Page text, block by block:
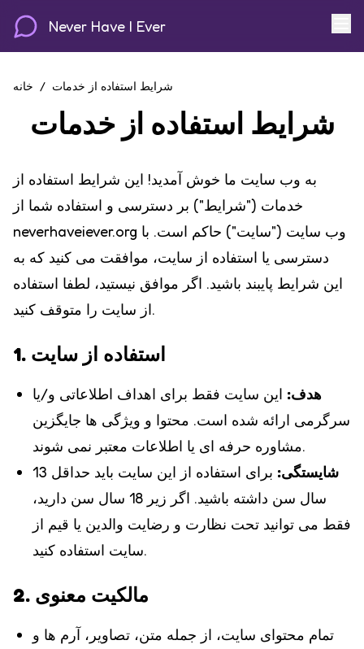
Never Have I Ever
خانه / شرایط استفاده از خدمات
شرایط استفاده از خدمات
به وب سایت ما خوش آمدید! این شرایط استفاده از
خدمات ("شرایط") بر دسترسی و استفاده شما از
neverhaveiever.org وب سایت ("سایت") حاکم است. با
دسترسی یا استفاده از سایت، موافقت می کنید که به
این شرایط پایبند باشید. اگر موافق نیستید، لطفا استفاده
از سایت را متوقف کنید.
1. استفاده از سایت
هدف: این سایت فقط برای اهداف اطلاعاتی و/یا
سرگرمی ارائه شده است. محتوا و ویژگی ها جایگزین
مشاوره حرفه ای یا اطلاعات معتبر نمی شوند.
شایستگی:
برای استفاده از این سایت باید حداقل 13
سال سن داشته باشید. اگر زیر 18 سال سن دارید،
فقط می توانید تحت نظارت و رضایت والدین یا قیم از
سایت استفاده کنید.
2. مالکیت معنوی
تمام محتوای سایت، از جمله متن، تصاویر، آرم ها و